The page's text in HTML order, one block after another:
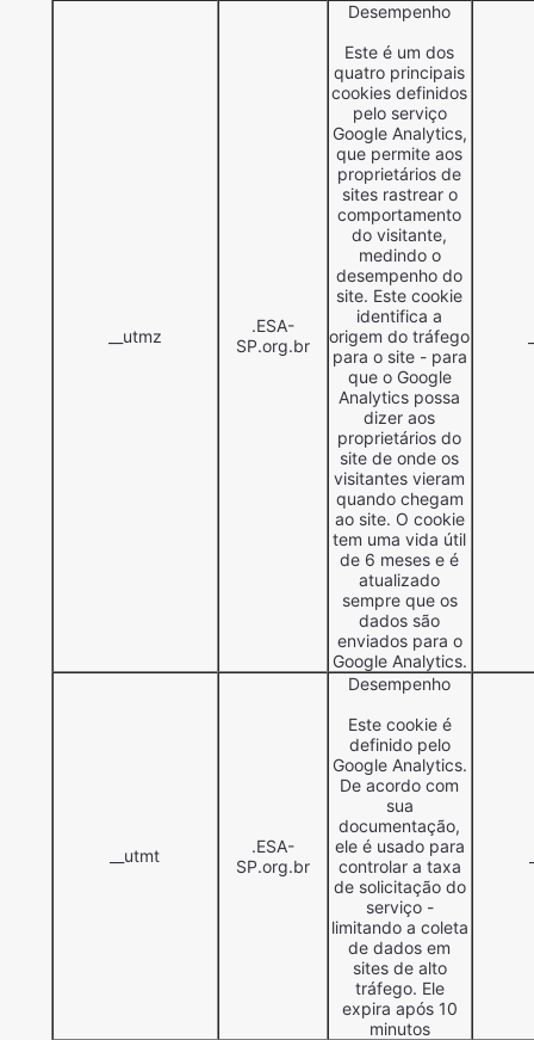
__utmz
.ESA-
SP.org.br
Desempenho
Este é um dos
quatro principais
cookies definidos
pelo serviço
Google Analytics,
que permite aos
proprietários de
sites rastrear o
comportamento
do visitante,
medindo o
desempenho do
site. Este cookie
identifica a
origem do tráfego
para o site - para
que o Google
Analytics possa
dizer aos
proprietários do
site de onde os
visitantes vieram
quando chegam
ao site. O cookie
tem uma vida útil
de 6 meses e é
atualizado
sempre que os
dados são
enviados para o
Google Analytics.
__utmt
.ESA-
SP.org.br
Desempenho
Este cookie é
definido pelo
Google Analytics.
De acordo com
sua
documentação,
ele é usado para
controlar a taxa
de solicitação do
serviço -
limitando a coleta
de dados em
sites de alto
tráfego. Ele
expira após 10
minutos